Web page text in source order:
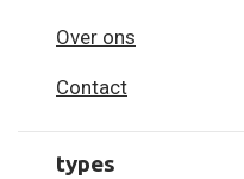
Over ons
Contact
types